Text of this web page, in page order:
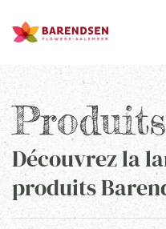
Accéder au contenu
Produits
Découvrez la
produits